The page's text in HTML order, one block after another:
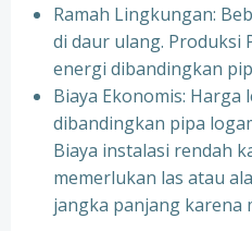
Ramah Lingkungan:
di daur ulang. Produksi
energi dibandingkan
Biaya Ekonomis:
dibandingkan pipa
Biaya instalasi rendah
memerlukan las atau
jangka panjang karena